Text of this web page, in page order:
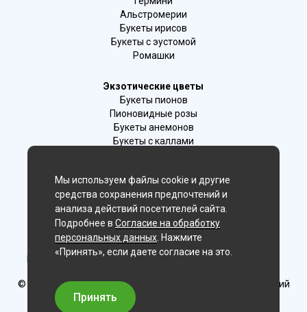
Альстромерии
Букеты ирисов
Букеты с эустомой
Ромашки
Экзотические цветы
Букеты пионов
Пионовидные розы
Букеты анемонов
Букеты с каллами
Лаванда
Гиацинты
Мы в соц. сетях:
Новосибирск, 2-й Бронный пер., 28/1 (цветочный салон)
© Delaflor - доставка цветов, 2012-2026
ИП Рыжков Евгений
Вячеславович
ИНН 540409481687 ОГРН 325547600130383
Мы используем файлы cookie и другие
средства сохранения предпочтений и
анализа действий посетителей сайта.
Подробнее в Согласие на обработку
персональных данных . Нажмите
«Принять», если даете согласие на это.
Принять